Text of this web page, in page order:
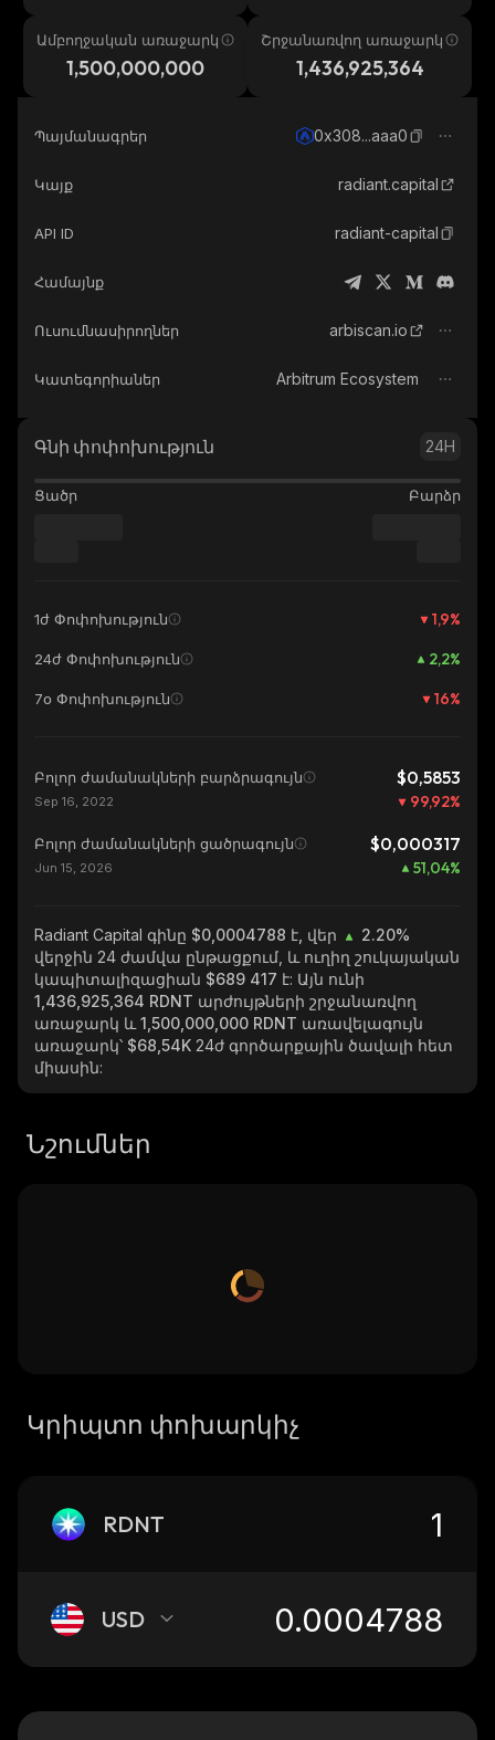
Ամբողջական առաջարկ
1,500,000,000
Շրջանառվող առաջարկ
1,436,925,364
Պայմանագրեր 0x308...aaa0
Կայք radiant.capital
API ID radiant-capital
Համայնք
Ուսումնասիրողներ arbiscan.io
Կատեգորիաներ Arbitrum Ecosystem
Գնի փոփոխություն 24H
Ցածր Բարձր
1ժ Փոփոխություն 1,9%
24ժ Փոփոխություն 2,2%
7օ Փոփոխություն 16%
Բոլոր ժամանակների բարձրագույն $0,5853
Sep 16, 2022 99,92%
Բոլոր ժամանակների ցածրագույն $0,000317
Jun 15, 2026 51,04%
Radiant Capital գինը $0,0004788 է, վեր
2.20%
վերջին 24 ժամվա ընթացքում, և ուղիղ շուկայական
կապիտալիզացիան $689 417 է: Այն ունի
1,436,925,364 RDNT արժույթների շրջանառվող
առաջարկ և 1,500,000,000 RDNT առավելագույն
առաջարկ՝ $68,54K 24ժ գործարքային ծավալի հետ
միասին:
Նշումներ
Կրիպտո փոխարկիչ
RDNT
USD